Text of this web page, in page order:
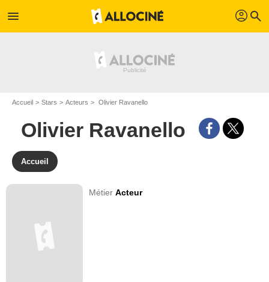
menu profil search
Accueil Stars Acteurs Olivier Ravanello
Olivier Ravanello
Accueil
MétierActeur